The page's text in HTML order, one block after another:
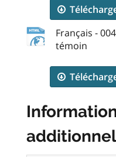
Français -
témoin